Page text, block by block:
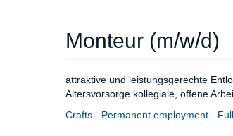
Monteur (m/w/d)
attraktive und leistungsgerechte
Altersvorsorge kollegiale, offene
Crafts - Permanent employment -